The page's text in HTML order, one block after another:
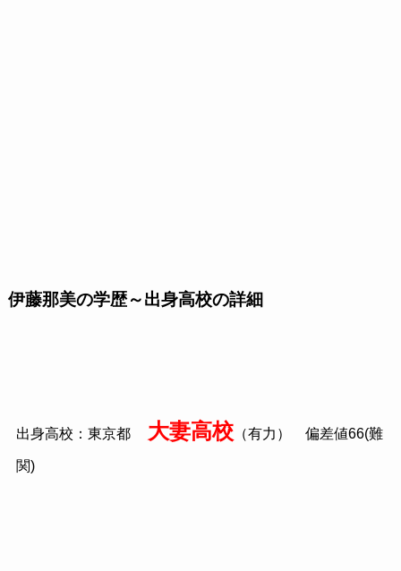
伊藤那美の学歴～出身高校の詳細
出身高校：東京都 大妻高校（有力） 偏差値66(難
関)